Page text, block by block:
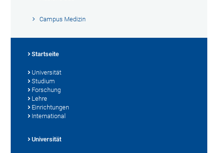
Campus Medizin
Startseite
Universität
Studium
Forschung
Lehre
Einrichtungen
International
Universität